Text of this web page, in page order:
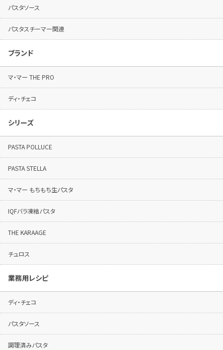
パスタソース
パスタスチーマー関連
ブランド
マ・マー THE PRO
ディ・チェコ
シリーズ
PASTA POLLUCE
PASTA STELLA
マ・マー もちもち生パスタ
IQFバラ凍結パスタ
THE KARAAGE
チュロス
業務用レシピ
ディ・チェコ
パスタソース
調理済みパスタ